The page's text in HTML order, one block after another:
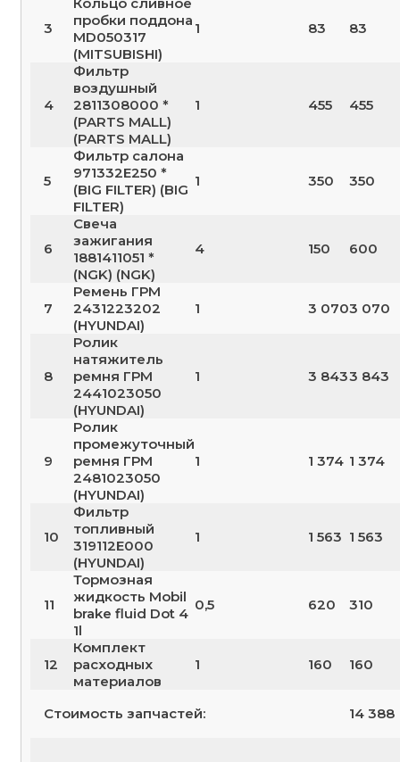
3
пробки поддона
MD050317
(MITSUBISHI)
1 83 83
4
Фильтр
воздушный
2811308000 *
(PARTS MALL)
(PARTS MALL)
1 455 455
5
Фильтр салона
971332E250 *
(BIG FILTER) (BIG
FILTER)
1 350 350
6
Свеча
зажигания
1881411051 *
(NGK) (NGK)
4 150 600
7
Ремень ГРМ
2431223202
(HYUNDAI)
1 3 0703 070
8
Ролик
натяжитель
ремня ГРМ
2441023050
(HYUNDAI)
1 3 8433 843
9
Ролик
промежуточный
ремня ГРМ
2481023050
(HYUNDAI)
1 1 374 1 374
10
Фильтр
топливный
319112E000
(HYUNDAI)
1 1 563 1 563
11
Тормозная
жидкость Mobil
brake fluid Dot 4
1l
0,5 620 310
12
Комплект
расходных
материалов
1 160 160
Стоимость запчастей: 14 388